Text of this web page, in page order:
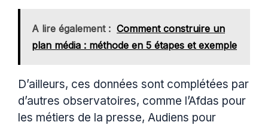
A lire également : Comment construire un
plan média : méthode en 5 étapes et exemple
D’ailleurs, ces données sont complétées par
d’autres observatoires, comme l’Afdas pour
les métiers de la presse, Audiens pour